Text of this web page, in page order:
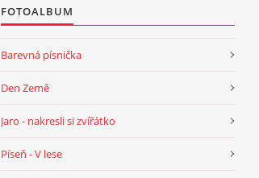
FOTOALBUM
Barevná písnička
Den Země
Jaro - nakresli si zvířátko
Píseň - V lese